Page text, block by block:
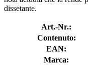
dissetante.
Art.-Nr.:
Contenuto:
EAN:
Marca: